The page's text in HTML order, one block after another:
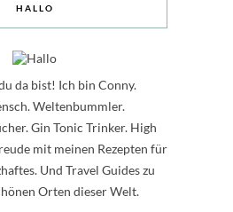
HALLO
da bist! Ich bin Conny.
Weltenbummler.
Gin Tonic Trinker. High
mit meinen Rezepten für
Und Travel Guides zu
Orten dieser Welt.